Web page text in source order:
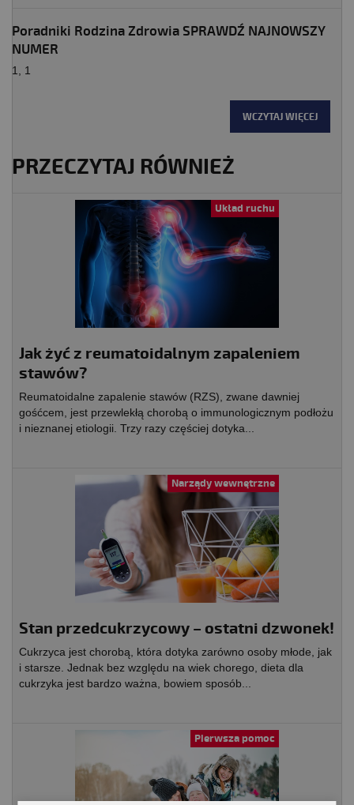
Poradniki Rodzina Zdrowia SPRAWDŹ NAJNOWSZY
NUMER
1, 1
WCZYTAJ WIĘCEJ
PRZECZYTAJ RÓWNIEŻ
Układ ruchu
Jak żyć z reumatoidalnym zapaleniem
stawów?
Reumatoidalne zapalenie stawów (RZS), zwane dawniej
gośćcem, jest przewlekłą chorobą o immunologicznym podłożu
i nieznanej etiologii. Trzy razy częściej dotyka...
Narządy wewnętrzne
Stan przedcukrzycowy – ostatni dzwonek!
Cukrzyca jest chorobą, która dotyka zarówno osoby młode, jak
i starsze. Jednak bez względu na wiek chorego, dieta dla
cukrzyka jest bardzo ważna, bowiem sposób...
Pierwsza pomoc